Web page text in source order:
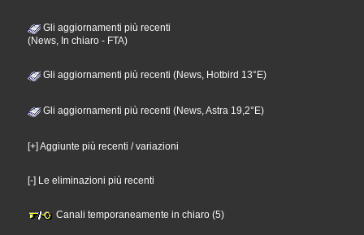
Gli aggiornamenti più recenti
(News, In chiaro - FTA)
Gli aggiornamenti più recenti (News, Hotbird 13°E)
Gli aggiornamenti più recenti (News, Astra 19,2°E)
[+] Aggiunte più recenti / variazioni
[-] Le eliminazioni più recenti
Canali temporaneamente in chiaro (5)